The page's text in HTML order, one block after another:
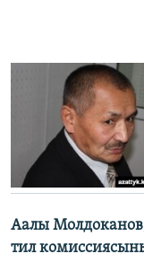
Аалы
тил